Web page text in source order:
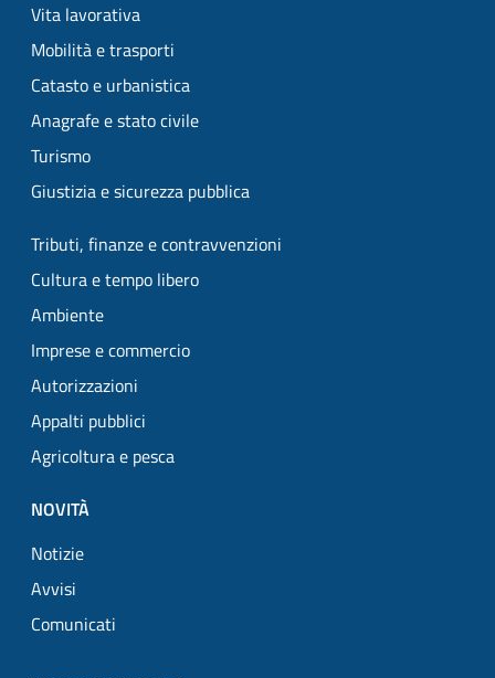
Vita lavorativa
Mobilità e trasporti
Catasto e urbanistica
Anagrafe e stato civile
Turismo
Giustizia e sicurezza pubblica
Tributi, finanze e contravvenzioni
Cultura e tempo libero
Ambiente
Imprese e commercio
Autorizzazioni
Appalti pubblici
Agricoltura e pesca
NOVITÀ
Notizie
Avvisi
Comunicati